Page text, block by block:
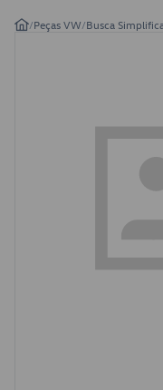
/Peças VW/Busca